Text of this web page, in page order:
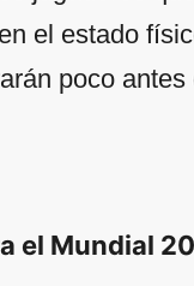
el estado
poco antes
el Mundial